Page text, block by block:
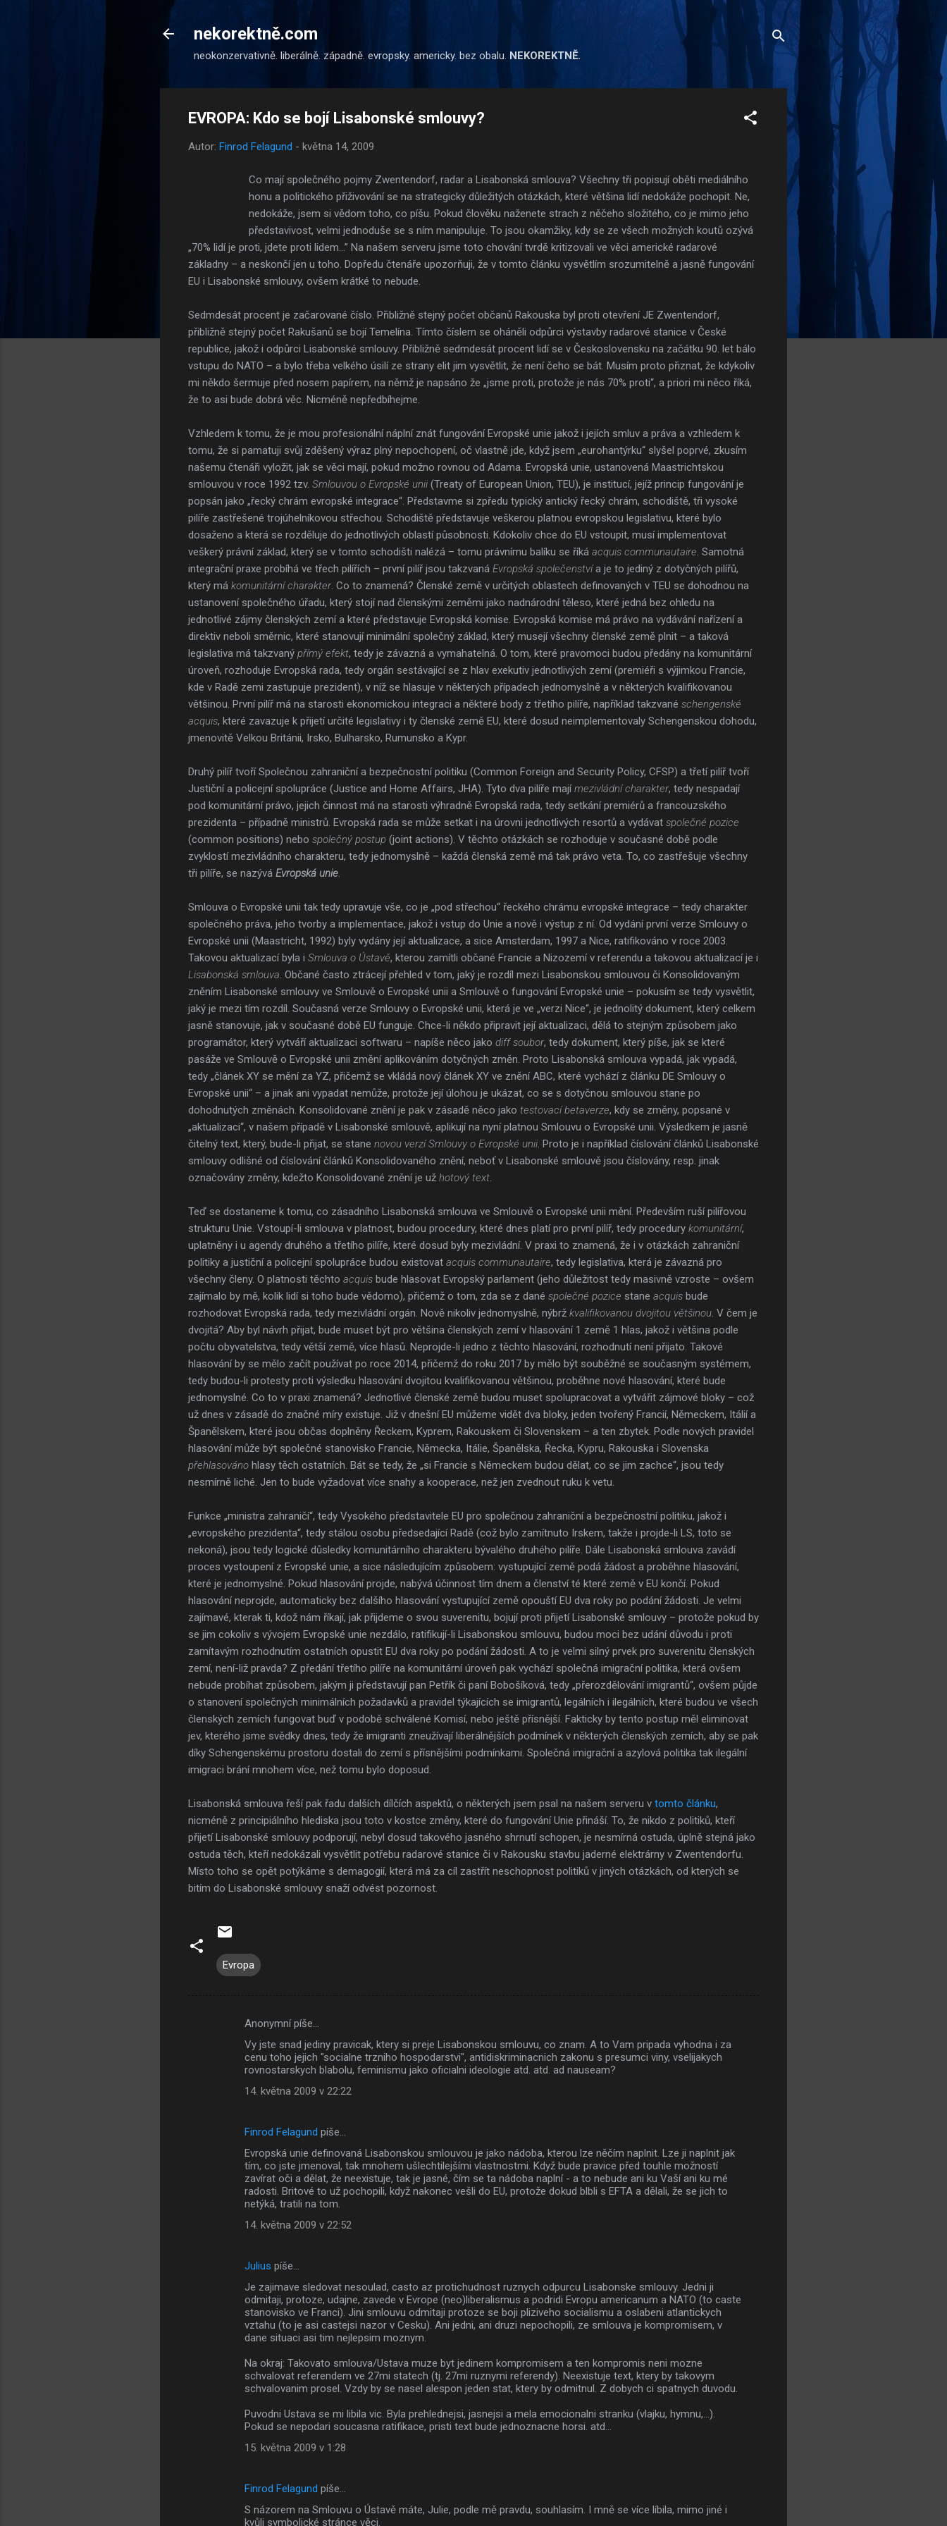
nekorektně.com
neokonzervativně. liberálně. západně. evropsky. americky. bez obalu. NEKOREKTNĚ.
EVROPA: Kdo se bojí Lisabonské smlouvy?
Autor: Finrod Felagund - května 14, 2009
Co mají společného pojmy Zwentendorf, radar a Lisabonská smlouva? Všechny tři popisují oběti mediálního
honu a politického přiživování se na strategicky důležitých otázkách, které většina lidí nedokáže pochopit. Ne,
nedokáže, jsem si vědom toho, co píšu. Pokud člověku naženete strach z něčeho složitého, co je mimo jeho
představivost, velmi jednoduše se s ním manipuluje. To jsou okamžiky, kdy se ze všech možných koutů ozývá
„70% lidí je proti, jdete proti lidem…” Na našem serveru jsme toto chování tvrdě kritizovali ve věci americké radarové
základny – a neskončí jen u toho. Dopředu čtenáře upozorňuji, že v tomto článku vysvětlím srozumitelně a jasně fungování
EU i Lisabonské smlouvy, ovšem krátké to nebude.
Sedmdesát procent je začarované číslo. Přibližně stejný počet občanů Rakouska byl proti otevření JE Zwentendorf,
přibližně stejný počet Rakušanů se bojí Temelína. Tímto číslem se oháněli odpůrci výstavby radarové stanice v České
republice, jakož i odpůrci Lisabonské smlouvy. Přibližně sedmdesát procent lidí se v Československu na začátku 90. let bálo
vstupu do NATO – a bylo třeba velkého úsilí ze strany elit jim vysvětlit, že není čeho se bát. Musím proto přiznat, že kdykoliv
mi někdo šermuje před nosem papírem, na němž je napsáno že „jsme proti, protože je nás 70% proti“, a priori mi něco říká,
že to asi bude dobrá věc. Nicméně nepředbíhejme.
Vzhledem k tomu, že je mou profesionální náplní znát fungování Evropské unie jakož i jejích smluv a práva a vzhledem k
tomu, že si pamatuji svůj zděšený výraz plný nepochopení, oč vlastně jde, když jsem „eurohantýrku“ slyšel poprvé, zkusím
našemu čtenáři vyložit, jak se věci mají, pokud možno rovnou od Adama. Evropská unie, ustanovená Maastrichtskou
smlouvou v roce 1992 tzv. Smlouvou o Evropské unii (Treaty of European Union, TEU), je institucí, jejíž princip fungování je
popsán jako „řecký chrám evropské integrace“. Představme si zpředu typický antický řecký chrám, schodiště, tři vysoké
pilíře zastřešené trojúhelníkovou střechou. Schodiště představuje veškerou platnou evropskou legislativu, které bylo
dosaženo a která se rozděluje do jednotlivých oblastí působnosti. Kdokoliv chce do EU vstoupit, musí implementovat
veškerý právní základ, který se v tomto schodišti nalézá – tomu právnímu balíku se říká acquis communautaire . Samotná
integrační praxe probíhá ve třech pilířích – první pilíř jsou takzvaná Evropská společenstvía je to jediný z dotyčných pilířů,
který má komunitární charakter. Co to znamená? Členské země v určitých oblastech definovaných v TEU se dohodnou na
ustanovení společného úřadu, který stojí nad členskými zeměmi jako nadnárodní těleso, které jedná bez ohledu na
jednotlivé zájmy členských zemí a které představuje Evropská komise. Evropská komise má právo na vydávání nařízení a
direktiv neboli směrnic, které stanovují minimální společný základ, který musejí všechny členské země plnit – a taková
legislativa má takzvaný přímý efekt, tedy je závazná a vymahatelná. O tom, které pravomoci budou předány na komunitární
úroveň, rozhoduje Evropská rada, tedy orgán sestávající se z hlav exekutiv jednotlivých zemí (premiéři s výjimkou Francie,
kde v Radě zemi zastupuje prezident), v níž se hlasuje v některých případech jednomyslně a v některých kvalifikovanou
většinou. První pilíř má na starosti ekonomickou integraci a některé body z třetího pilíře, například takzvané schengenské
acquis, které zavazuje k přijetí určité legislativy i ty členské země EU, které dosud neimplementovaly Schengenskou dohodu,
jmenovitě Velkou Británii, Irsko, Bulharsko, Rumunsko a Kypr.
Druhý pilíř tvoří Společnou zahraniční a bezpečnostní politiku (Common Foreign and Security Policy, CFSP) a třetí pilíř tvoří
Justiční a policejní spolupráce (Justice and Home Affairs, JHA). Tyto dva pilíře majímezivládní charakter, tedy nespadají
pod komunitární právo, jejich činnost má na starosti výhradně Evropská rada, tedy setkání premiérů a francouzského
prezidenta – případně ministrů. Evropská rada se může setkat i na úrovni jednotlivých resortů a vydávat společné pozice
(common positions) nebo společný postup (joint actions). V těchto otázkách se rozhoduje v současné době podle
zvyklostí mezivládního charakteru, tedy jednomyslně – každá členská země má tak právo veta. To, co zastřešuje všechny
tři pilíře, se nazývá Evropská unie
Smlouva o Evropské unii tak tedy upravuje vše, co je „pod střechou“ řeckého chrámu evropské integrace – tedy charakter
společného práva, jeho tvorby a implementace, jakož i vstup do Unie a nově i výstup z ní. Od vydání první verze Smlouvy o
Evropské unii (Maastricht, 1992) byly vydány její aktualizace, a sice Amsterdam, 1997 a Nice, ratifikováno v roce 2003.
Takovou aktualizací byla i Smlouva o Ústavě, kterou zamítli občané Francie a Nizozemí v referendu a takovou aktualizací je i
Lisabonská smlouva . Občané často ztrácejí přehled v tom, jaký je rozdíl mezi Lisabonskou smlouvou či Konsolidovaným
zněním Lisabonské smlouvy ve Smlouvě o Evropské unii a Smlouvě o fungování Evropské unie – pokusím se tedy vysvětlit,
jaký je mezi tím rozdíl. Současná verze Smlouvy o Evropské unii, která je ve „verzi Nice“, je jednolitý dokument, který celkem
jasně stanovuje, jak v současné době EU funguje. Chce-li někdo připravit její aktualizaci, dělá to stejným způsobem jako
programátor, který vytváří aktualizaci softwaru – napíše něco jako diff soubor, tedy dokument, který píše, jak se které
pasáže ve Smlouvě o Evropské unii změní aplikováním dotyčných změn. Proto Lisabonská smlouva vypadá, jak vypadá,
tedy „článek XY se mění za YZ, přičemž se vkládá nový článek XY ve znění ABC, které vychází z článku DE Smlouvy o
Evropské unii“ – a jinak ani vypadat nemůže, protože její úlohou je ukázat, co se s dotyčnou smlouvou stane po
dohodnutých změnách. Konsolidované znění je pak v zásadě něco jako testovací betaverze, kdy se změny, popsané v
„aktualizaci“, v našem případě v Lisabonské smlouvě, aplikují na nyní platnou Smlouvu o Evropské unii. Výsledkem je jasně
čitelný text, který, bude-li přijat, se stane novou verzí Smlouvy o Evropské unii . Proto je i například číslování článků Lisabonské
smlouvy odlišné od číslování článků Konsolidovaného znění, neboť v Lisabonské smlouvě jsou číslovány, resp. jinak
označovány změny, kdežto Konsolidované znění je už hotový text
Teď se dostaneme k tomu, co zásadního Lisabonská smlouva ve Smlouvě o Evropské unii mění. Především ruší pilířovou
strukturu Unie. Vstoupí-li smlouva v platnost, budou procedury, které dnes platí pro první pilíř, tedy procedury komunitární,
uplatněny i u agendy druhého a třetího pilíře, které dosud byly mezivládní. V praxi to znamená, že i v otázkách zahraniční
politiky a justiční a policejní spolupráce budou existovat acquis communautaire, tedy legislativa, která je závazná pro
všechny členy. O platnosti těchto acquis bude hlasovat Evropský parlament (jeho důležitost tedy masivně vzroste – ovšem
zajímalo by mě, kolik lidí si toho bude vědomo), přičemž o tom, zda se z dané společné pozice stane acquis bude
rozhodovat Evropská rada, tedy mezivládní orgán. Nově nikoliv jednomyslně, nýbrž kvalifikovanou dvojitou většinou . V čem je
dvojitá? Aby byl návrh přijat, bude muset být pro většina členských zemí v hlasování 1 země 1 hlas, jakož i většina podle
počtu obyvatelstva, tedy větší země, více hlasů. Neprojde-li jedno z těchto hlasování, rozhodnutí není přijato. Takové
hlasování by se mělo začít používat po roce 2014, přičemž do roku 2017 by mělo být souběžné se současným systémem,
tedy budou-li protesty proti výsledku hlasování dvojitou kvalifikovanou většinou, proběhne nové hlasování, které bude
jednomyslné. Co to v praxi znamená? Jednotlivé členské země budou muset spolupracovat a vytvářit zájmové bloky – což
už dnes v zásadě do značné míry existuje. Již v dnešní EU můžeme vidět dva bloky, jeden tvořený Francií, Německem, Itálií a
Španělskem, které jsou občas doplněny Řeckem, Kyprem, Rakouskem či Slovenskem – a ten zbytek. Podle nových pravidel
hlasování může být společné stanovisko Francie, Německa, Itálie, Španělska, Řecka, Kypru, Rakouska i Slovenska
přehlasováno hlasy těch ostatních. Bát se tedy, že „si Francie s Německem budou dělat, co se jim zachce“, jsou tedy
nesmírně liché. Jen to bude vyžadovat více snahy a kooperace, než jen zvednout ruku k vetu.
Funkce „ministra zahraničí“, tedy Vysokého představitele EU pro společnou zahraniční a bezpečnostní politiku, jakož i
„evropského prezidenta“, tedy stálou osobu předsedající Radě (což bylo zamítnuto Irskem, takže i projde-li LS, toto se
nekoná), jsou tedy logické důsledky komunitárního charakteru bývalého druhého pilíře. Dále Lisabonská smlouva zavádí
proces vystoupení z Evropské unie, a sice následujícím způsobem: vystupující země podá žádost a proběhne hlasování,
které je jednomyslné. Pokud hlasování projde, nabývá účinnost tím dnem a členství té které země v EU končí. Pokud
hlasování neprojde, automaticky bez dalšího hlasování vystupující země opouští EU dva roky po podání žádosti. Je velmi
zajímavé, kterak ti, kdož nám říkají, jak přijdeme o svou suverenitu, bojují proti přijetí Lisabonské smlouvy – protože pokud by
se jim cokoliv s vývojem Evropské unie nezdálo, ratifikují-li Lisabonskou smlouvu, budou moci bez udání důvodu i proti
zamítavým rozhodnutím ostatních opustit EU dva roky po podání žádosti. A to je velmi silný prvek pro suverenitu členských
zemí, není-liž pravda? Z předání třetího pilíře na komunitární úroveň pak vychází společná imigrační politika, která ovšem
nebude probíhat způsobem, jakým ji představují pan Petřík či paní Bobošíková, tedy „přerozdělování imigrantů“, ovšem půjde
o stanovení společných minimálních požadavků a pravidel týkajících se imigrantů, legálních i ilegálních, které budou ve všech
členských zemích fungovat buď v podobě schválené Komisí, nebo ještě přísnější. Fakticky by tento postup měl eliminovat
jev, kterého jsme svědky dnes, tedy že imigranti zneužívají liberálnějších podmínek v některých členských zemích, aby se pak
díky Schengenskému prostoru dostali do zemí s přísnějšími podmínkami. Společná imigrační a azylová politika tak ilegální
imigraci brání mnohem více, než tomu bylo doposud.
Lisabonská smlouva řeší pak řadu dalších dílčích aspektů, o některých jsem psal na našem serveru v tomto článku,
nicméně z principiálního hlediska jsou toto v kostce změny, které do fungování Unie přináší. To, že nikdo z politiků, kteří
přijetí Lisabonské smlouvy podporují, nebyl dosud takového jasného shrnutí schopen, je nesmírná ostuda, úplně stejná jako
ostuda těch, kteří nedokázali vysvětlit potřebu radarové stanice či v Rakousku stavbu jaderné elektrárny v Zwentendorfu.
Místo toho se opět potýkáme s demagogií, která má za cíl zastřít neschopnost politiků v jiných otázkách, od kterých se
bitím do Lisabonské smlouvy snaží odvést pozornost.
Evropa
Anonymní píše…
Vy jste snad jediny pravicak, ktery si preje Lisabonskou smlouvu, co znam. A to Vam pripada vyhodna i za
cenu toho jejich "socialne trzniho hospodarstvi", antidiskriminacnich zakonu s presumci viny, vselijakych
rovnostarskych blabolu, feminismu jako oficialni ideologie atd. atd. ad nauseam?
14. května 2009 v 22:22
Finrod Felagund píše…
Evropská unie definovaná Lisabonskou smlouvou je jako nádoba, kterou lze něčím naplnit. Lze ji naplnit jak
tím, co jste jmenoval, tak mnohem ušlechtilejšími vlastnostmi. Když bude pravice před touhle možností
zavírat oči a dělat, že neexistuje, tak je jasné, čím se ta nádoba naplní - a to nebude ani ku Vaší ani ku mé
radosti. Britové to už pochopili, když nakonec vešli do EU, protože dokud blbli s EFTA a dělali, že se jich to
netýká, tratili na tom.
14. května 2009 v 22:52
Julius píše…
Je zajimave sledovat nesoulad, casto az protichudnost ruznych odpurcu Lisabonske smlouvy. Jedni ji
odmitaji, protoze, udajne, zavede v Evrope (neo)liberalismus a podridi Evropu americanum a NATO (to caste
stanovisko ve Franci). Jini smlouvu odmitaji protoze se boji pliziveho socialismu a oslabeni atlantickych
vztahu (to je asi castejsi nazor v Cesku). Ani jedni, ani druzi nepochopili, ze smlouva je kompromisem, v
dane situaci asi tim nejlepsim moznym.
Na okraj: Takovato smlouva/Ustava muze byt jedinem kompromisem a ten kompromis neni mozne
schvalovat referendem ve 27mi statech (tj. 27mi ruznymi referendy). Neexistuje text, ktery by takovym
schvalovanim prosel. Vzdy by se nasel alespon jeden stat, ktery by odmitnul. Z dobych ci spatnych duvodu.
Puvodni Ustava se mi libila vic. Byla prehlednejsi, jasnejsi a mela emocionalni stranku (vlajku, hymnu,...).
Pokud se nepodari soucasna ratifikace, pristi text bude jednoznacne horsi. atd...
15. května 2009 v 1:28
Finrod Felagund píše…
S názorem na Smlouvu o Ústavě máte, Julie, podle mě pravdu, souhlasím. I mně se více líbila, mimo jiné i
kvůli symbolické stránce věci.